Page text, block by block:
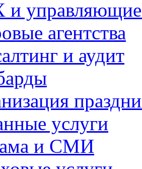
управляющие
агентства
и аудит
услуги
и СМИ